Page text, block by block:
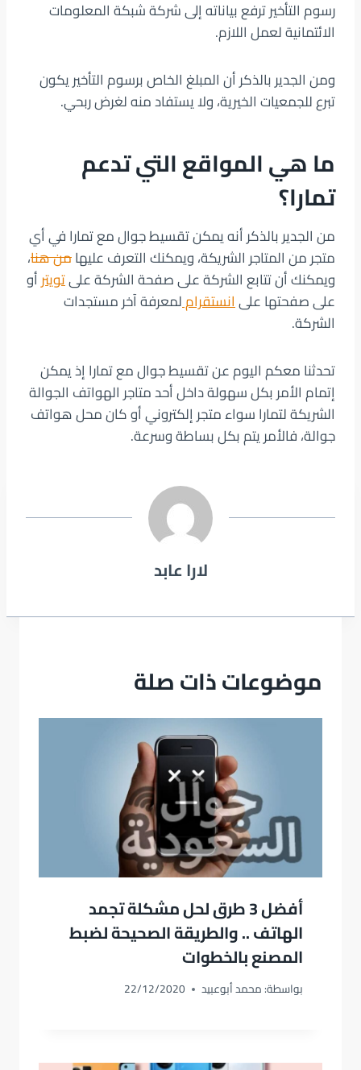
رسوم التأخير ترفع بياناته إلى شركة شبكة المعلومات
الائتمانية لعمل اللازم.
ومن الجدير بالذكر أن المبلغ الخاص برسوم التأخير يكون
تبرع للجمعيات الخيرية، ولا يستفاد منه لغرض ربحي.
ما هي المواقع التي تدعم
تمارا؟
من الجدير بالذكر أنه يمكن تقسيط جوال مع تمارا في أي
متجر من المتاجر الشريكة، ويمكنك التعرف عليهامن هنا،
ويمكنك أن تتابع الشركة على صفحة الشركة علىتويترأو
على صفحتها علىانستقراملمعرفة آخر مستجدات
الشركة.
تحدثنا معكم اليوم عن تقسيط جوال مع تمارا إذ يمكن
إتمام الأمر بكل سهولة داخل أحد متاجر الهواتف الجوالة
الشريكة لتمارا سواء متجر إلكتروني أو كان محل هواتف
جوالة، فالأمر يتم بكل بساطة وسرعة.
لارا عابد
موضوعات ذات صلة
أفضل 3 طرق لحل مشكلة تجمد
الهاتف .. والطريقة الصحيحة لضبط
المصنع بالخطوات
بواسطة:محمد أبوعبيد 22/12/2020